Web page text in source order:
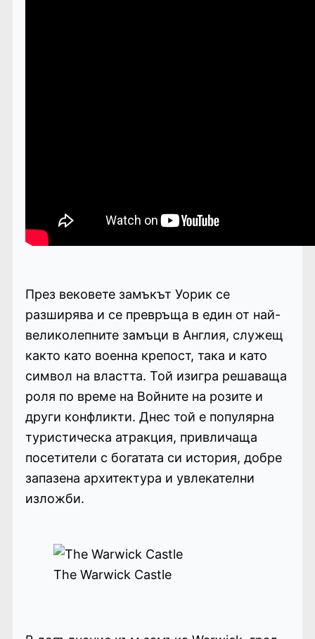
През вековете замъкът Уорик се
разширява и се превръща в един от най-
великолепните замъци в Англия, служещ
както като военна крепост, така и като
символ на властта. Той изигра решаваща
роля по време на Войните на розите и
други конфликти. Днес той е популярна
туристическа атракция, привличаща
посетители с богатата си история, добре
запазена архитектура и увлекателни
изложби.
The Warwick Castle